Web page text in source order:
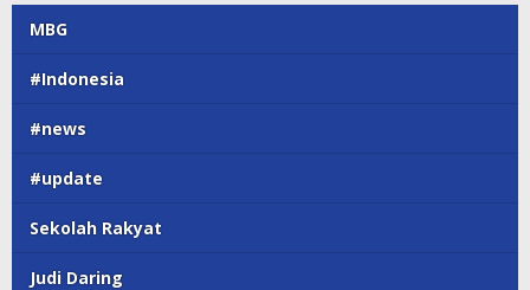
MBG
#Indonesia
#news
#update
Sekolah Rakyat
Judi Daring